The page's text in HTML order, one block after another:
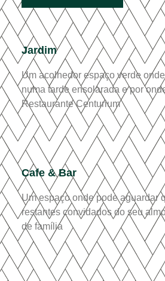
Jardim
Um acolhedor espaço verde
numa tarde ensolarada e por
Restaurante Centurium
Cafe & Bar
Um espaço onde pode aguardar
restantes convidados do seu
de família